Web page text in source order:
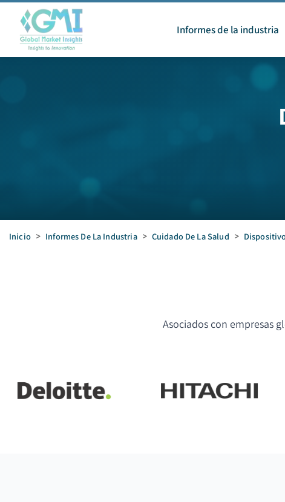
Informes de la industria
Inicio > Informes De La Industria > Cuidado De La Salud >
Asociados con empresas